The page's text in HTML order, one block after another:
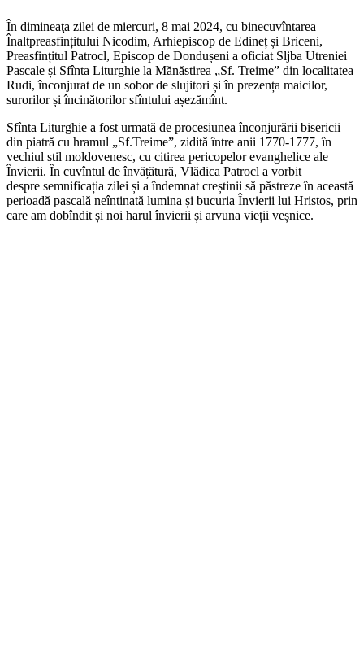
În dimineaţa zilei de miercuri, 8 mai 2024, cu binecuvîntarea
Înaltpreasfințitului Nicodim, Arhiepiscop de Edineț și Briceni,
Preasfințitul Patrocl, Episcop de Dondușeni a oficiat Sljba Utreniei
Pascale și Sfînta Liturghie la Mănăstirea „Sf. Treime” din localitatea
Rudi, înconjurat de un sobor de slujitori și în prezența maicilor,
surorilor și încinătorilor sfîntului așezămînt.
Sfînta Liturghie a fost urmată de procesiunea înconjurării bisericii
din piatră cu hramul „Sf.Treime”, zidită între anii 1770-1777, în
vechiul stil moldovenesc, cu citirea pericopelor evanghelice ale
Învierii. În cuvîntul de învățătură, Vlădica Patrocl a vorbit
despre semnificația zilei și a îndemnat creștinii să păstreze în această
perioadă pascală neîntinată lumina și bucuria Învierii lui Hristos, prin
care am dobîndit și noi harul învierii și arvuna vieții veșnice.